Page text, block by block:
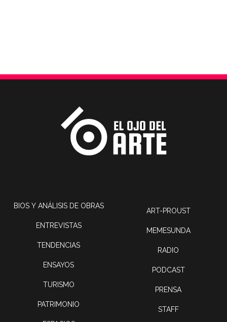
BIOS Y ANÁLISIS DE OBRAS
ENTREVISTAS
TENDENCIAS
ENSAYOS
TURISMO
PATRIMONIO
ART-PROUST
MEMESUNDA
RADIO
PODCAST
PRENSA
STAFF